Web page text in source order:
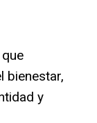
bienestar,
y